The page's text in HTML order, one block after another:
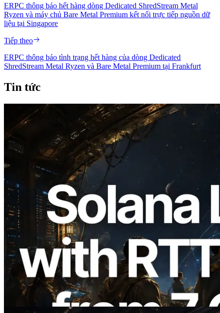
ERPC thông báo hết hàng dòng Dedicated ShredStream Metal
Ryzen và máy chủ Bare Metal Premium kết nối trực tiếp nguồn dữ
liệu tại Singapore
Tiếp theo
ERPC thông báo tình trạng hết hàng của dòng Dedicated
ShredStream Metal Ryzen và Bare Metal Premium tại Frankfurt
Tin tức
2026.08.05
ERPC mở rộng Solana Leader Slot API
với phép đo ping từ 7 khu vực toàn cầu —
Validators Information API cũng chính
thức ra mắt
Đọc bài viết này